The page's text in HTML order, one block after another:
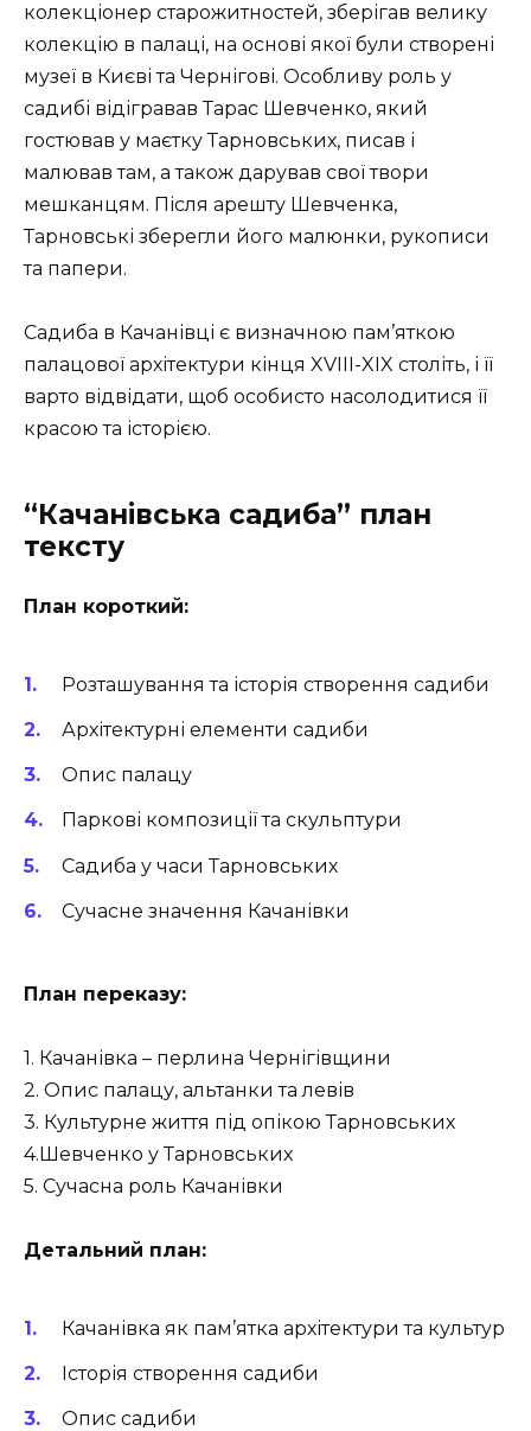
колекціонер старожитностей, зберігав велику
колекцію в палаці, на основі якої були створені
музеї в Києві та Чернігові. Особливу роль у
садибі відігравав Тарас Шевченко, який
гостював у маєтку Тарновських, писав і
малював там, а також дарував свої твори
мешканцям. Після арешту Шевченка,
Тарновські зберегли його малюнки, рукописи
та папери.
Садиба в Качанівці є визначною пам’яткою
палацової архітектури кінця XVIII-XIX століть, і її
варто відвідати, щоб особисто насолодитися її
красою та історією.
“Качанівська садиба” план
тексту
План короткий:
Розташування та історія створення садиби
Архітектурні елементи садиби
Опис палацу
Паркові композиції та скульптури
Садиба у часи Тарновських
Сучасне значення Качанівки
План переказу:
1. Качанівка – перлина Чернігівщини
2. Опис палацу, альтанки та левів
3. Культурне життя під опікою Тарновських
4.Шевченко у Тарновських
5. Сучасна роль Качанівки
Детальний план:
Качанівка як пам’ятка архітектури та культур
Історія створення садиби
Опис садиби